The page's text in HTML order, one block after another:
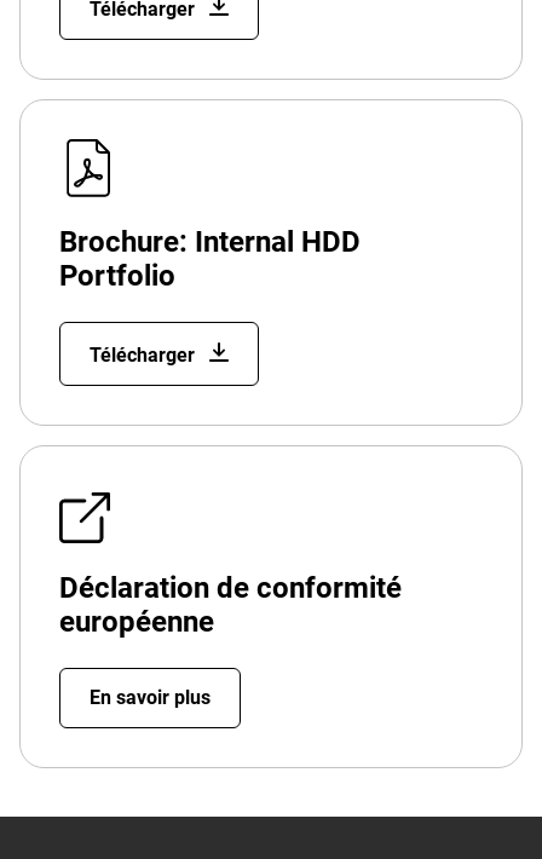
Télécharger
Brochure: Internal HDD
Portfolio
Télécharger
Déclaration de conformité
européenne
En savoir plus